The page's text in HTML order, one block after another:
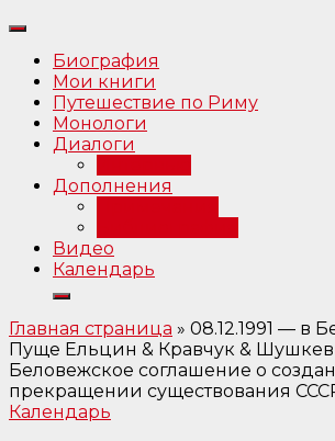
Биография
Мои книги
Путешествие по Риму
Монологи
Диалоги
Дополнения
Видео
Календарь
Главная страница » 08.12.1991 — в
Пуще Ельцин & Кравчук &
Беловежское соглашение о
прекращении существования
Календарь